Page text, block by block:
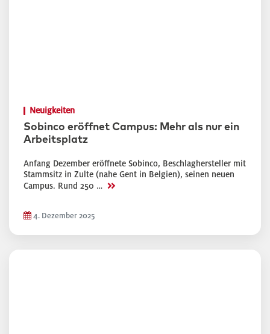
Neuigkeiten
Sobinco eröffnet Campus: Mehr als nur ein
Arbeitsplatz
Anfang Dezember eröffnete Sobinco, Beschlaghersteller mit
Stammsitz in Zulte (nahe Gent in Belgien), seinen neuen
Campus. Rund 250 … >>
4. Dezember 2025